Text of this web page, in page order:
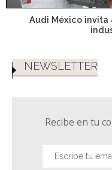
Audi México invita
NEWSLETTER
Recibe en tu